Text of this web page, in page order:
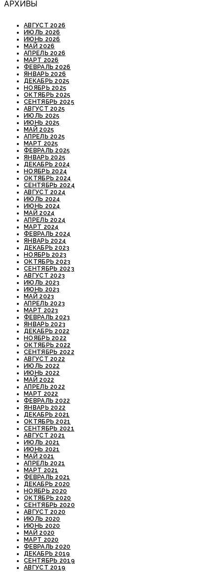
АРХИВЫ
АВГУСТ 2026
ИЮЛЬ 2026
ИЮНЬ 2026
МАЙ 2026
АПРЕЛЬ 2026
МАРТ 2026
ФЕВРАЛЬ 2026
ЯНВАРЬ 2026
ДЕКАБРЬ 2025
НОЯБРЬ 2025
ОКТЯБРЬ 2025
СЕНТЯБРЬ 2025
АВГУСТ 2025
ИЮЛЬ 2025
ИЮНЬ 2025
МАЙ 2025
АПРЕЛЬ 2025
МАРТ 2025
ФЕВРАЛЬ 2025
ЯНВАРЬ 2025
ДЕКАБРЬ 2024
НОЯБРЬ 2024
ОКТЯБРЬ 2024
СЕНТЯБРЬ 2024
АВГУСТ 2024
ИЮЛЬ 2024
ИЮНЬ 2024
МАЙ 2024
АПРЕЛЬ 2024
МАРТ 2024
ФЕВРАЛЬ 2024
ЯНВАРЬ 2024
ДЕКАБРЬ 2023
НОЯБРЬ 2023
ОКТЯБРЬ 2023
СЕНТЯБРЬ 2023
АВГУСТ 2023
ИЮЛЬ 2023
ИЮНЬ 2023
МАЙ 2023
АПРЕЛЬ 2023
МАРТ 2023
ФЕВРАЛЬ 2023
ЯНВАРЬ 2023
ДЕКАБРЬ 2022
НОЯБРЬ 2022
ОКТЯБРЬ 2022
СЕНТЯБРЬ 2022
АВГУСТ 2022
ИЮЛЬ 2022
ИЮНЬ 2022
МАЙ 2022
АПРЕЛЬ 2022
МАРТ 2022
ФЕВРАЛЬ 2022
ЯНВАРЬ 2022
ДЕКАБРЬ 2021
ОКТЯБРЬ 2021
СЕНТЯБРЬ 2021
АВГУСТ 2021
ИЮЛЬ 2021
ИЮНЬ 2021
МАЙ 2021
АПРЕЛЬ 2021
МАРТ 2021
ФЕВРАЛЬ 2021
ДЕКАБРЬ 2020
НОЯБРЬ 2020
ОКТЯБРЬ 2020
СЕНТЯБРЬ 2020
АВГУСТ 2020
ИЮЛЬ 2020
ИЮНЬ 2020
МАЙ 2020
МАРТ 2020
ФЕВРАЛЬ 2020
ДЕКАБРЬ 2019
СЕНТЯБРЬ 2019
АВГУСТ 2019